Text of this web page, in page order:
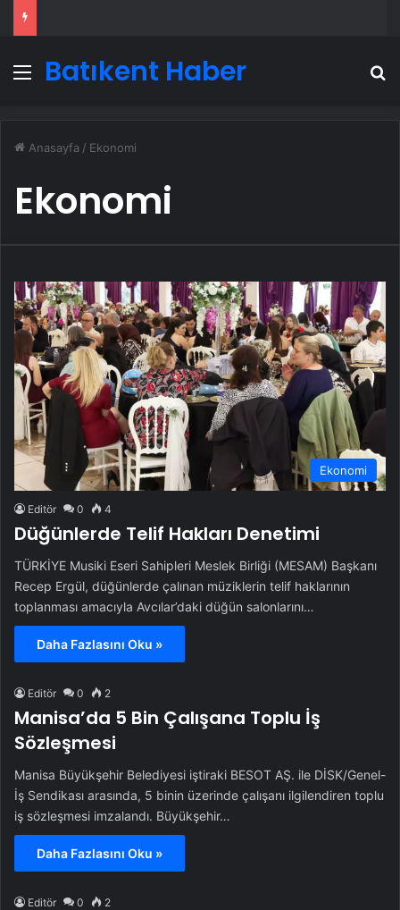
Menü
Batıkent Haber
Anasayfa / Ekonomi
Ekonomi
Ekonomi
Editör 0 4
Düğünlerde Telif Hakları Denetimi
TÜRKİYE Musiki Eseri Sahipleri Meslek Birliği (MESAM) Başkanı
Recep Ergül, düğünlerde çalınan müziklerin telif haklarının
toplanması amacıyla Avcılar’daki düğün salonlarını…
Daha Fazlasını Oku »
Editör 0 2
Manisa’da 5 Bin Çalışana Toplu İş
Sözleşmesi
Manisa Büyükşehir Belediyesi iştiraki BESOT AŞ. ile DİSK/Genel-
İş Sendikası arasında, 5 binin üzerinde çalışanı ilgilendiren toplu
iş sözleşmesi imzalandı. Büyükşehir…
Daha Fazlasını Oku »
Editör 0 2